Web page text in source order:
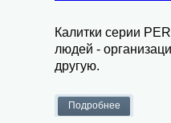
Калитки серии
людей -
другую.